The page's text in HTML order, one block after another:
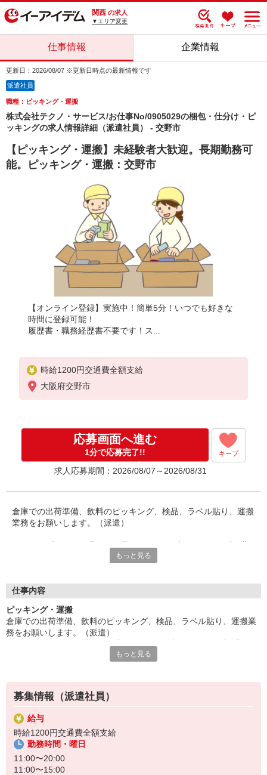
関西 の求人
▼エリア変更
仕事情報 企業情報
更新日：2026/08/07 ※更新日時点の最新情報です
派遣社員
職種：ピッキング・運搬
株式会社テクノ・サービス/お仕事No/0905029の梱包・仕分け・ピ
ッキングの求人情報詳細（派遣社員） - 交野市
【ピッキング・運搬】未経験者大歓迎。長期勤務可
能。ピッキング・運搬：交野市
【オンライン登録】実施中！簡単5分！いつでも好きな
時間に登録可能！
履歴書・職務経歴書不要です！ス...
時給1200円交通費全額支給
大阪府交野市
応募画面へ進む
1分で応募完了!! キープ
求人応募期間：2026/08/07～2026/08/31
倉庫での出荷準備、飲料のピッキング、検品、ラベル貼り、運搬
業務をお願いします。（派遣）
務で相談可能。9時〜も相談可能。休憩は15－60分の間で取って
中。自転車通勤可能。休憩室あり。4名の募集です。
があります。詳細はオペレーターへお問い合わせください。
『テクノ・サービス』は、派遣業界大手スタッフサービスグルー
全国にあるお仕事の中から、一人ひとりのスキルや希望条件に応
安全管理体制も万全ですので安心してご就業いただけます。
登録方法は、【オンライン】【電話】【登録会来場】の3つから
選べます♪
★★履歴書・証明写真は不要！★★
また、ご登録済の方はお仕事の紹介がスムーズです。
ご応募お待ちしています。
もっと見る
仕事内容
ピッキング・運搬
倉庫での出荷準備、飲料のピッキング、検品、ラベル貼り、運搬業
務をお願いします。（派遣）
相談可能。9時〜も相談可能。休憩は15－60分の間で取ってもOK。
もっと見る
募集情報（派遣社員）
給与
時給1200円交通費全額支給
勤務時間・曜日
11:00〜20:00
11:00〜15:00